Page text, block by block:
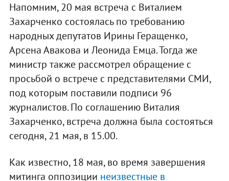
Напомним, 20 мая встреча с Виталием
Захарченко состоялась по требованию
народных депутатов Ирины Геращенко,
Арсена Авакова и Леонида Емца. Тогда же
министр также рассмотрел обращение с
просьбой о встрече с представителями СМИ,
под которым поставили подписи 96
журналистов. По соглашению Виталия
Захарченко, встреча должна была состояться
сегодня, 21 мая, в 15.00.
Как известно, 18 мая, во время завершения
митинга оппозиции неизвестные в